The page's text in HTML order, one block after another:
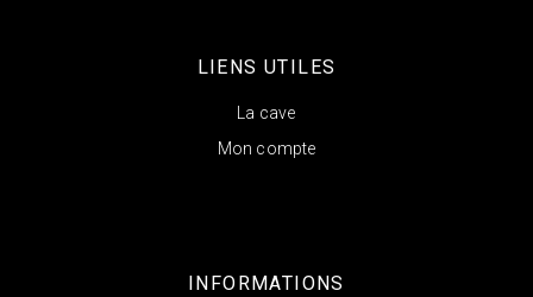
LIENS UTILES
La cave
Mon compte
INFORMATIONS